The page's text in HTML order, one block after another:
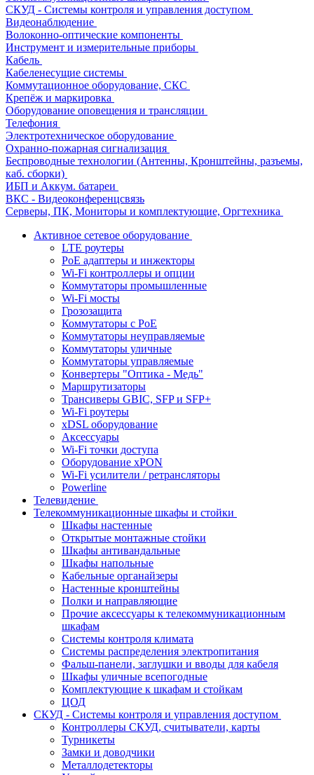
СКУД - Системы контроля и управления доступом
Видеонаблюдение
Волоконно-оптические компоненты
Инструмент и измерительные приборы
Кабель
Кабеленесущие системы
Коммутационное оборудование, СКС
Крепёж и маркировка
Оборудование оповещения и трансляции
Телефония
Электротехническое оборудование
Охранно-пожарная сигнализация
Беспроводные технологии (Антенны, Кронштейны, разъемы,
каб. сборки)
ИБП и Аккум. батареи
ВКС - Видеоконференцсвязь
Серверы, ПК, Мониторы и комплектующие, Оргтехника
Активное сетевое оборудование
LTE роутеры
PoE адаптеры и инжекторы
Wi-Fi контроллеры и опции
Коммутаторы промышленные
Wi-Fi мосты
Грозозащита
Коммутаторы c PoE
Коммутаторы неуправляемые
Коммутаторы уличные
Коммутаторы управляемые
Конвертеры "Оптика - Медь"
Маршрутизаторы
Трансиверы GBIC, SFP и SFP+
Wi-Fi роутеры
xDSL оборудование
Аксессуары
Wi-Fi точки доступа
Оборудование хPON
Wi-Fi усилители / ретрансляторы
Powerline
Телевидение
Телекоммуникационные шкафы и стойки
Шкафы настенные
Открытые монтажные стойки
Шкафы антивандальные
Шкафы напольные
Кабельные органайзеры
Настенные кронштейны
Полки и направляющие
Прочие аксессуары к телекоммуникационным
шкафам
Системы контроля климата
Системы распределения электропитания
Фальш-панели, заглушки и вводы для кабеля
Шкафы уличные всепогодные
Комплектующие к шкафам и стойкам
ЦОД
СКУД - Системы контроля и управления доступом
Контроллеры СКУД, считыватели, карты
Турникеты
Замки и доводчики
Металлодетекторы